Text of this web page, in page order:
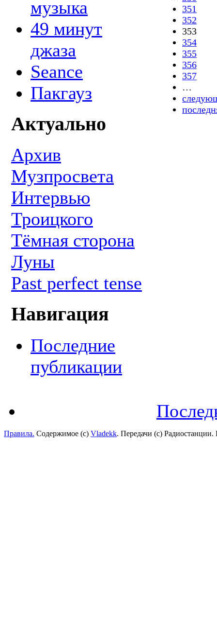
музыка
49 минут
джаза
Seance
Пакгауз
Актуально
Архив
Музпросвета
Интервью
Троицкого
Тёмная сторона
Луны
Past perfect tense
Навигация
Последние
публикации
351
352
353
354
355
356
357
…
Правила. Содержимое (с) Vladekk. Передачи (с)